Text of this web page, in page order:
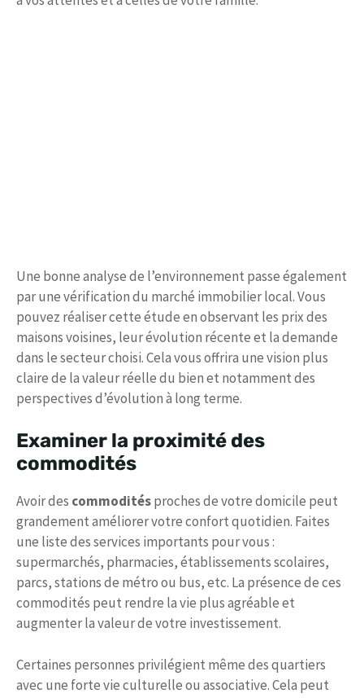
Une bonne analyse de l’environnement passe également
par une vérification du marché immobilier local. Vous
pouvez réaliser cette étude en observant les prix des
maisons voisines, leur évolution récente et la demande
dans le secteur choisi. Cela vous offrira une vision plus
claire de la valeur réelle du bien et notamment des
perspectives d’évolution à long terme.
Examiner la proximité des
commodités
Avoir des commoditésproches de votre domicile peut
grandement améliorer votre confort quotidien. Faites
une liste des services importants pour vous :
supermarchés, pharmacies, établissements scolaires,
parcs, stations de métro ou bus, etc. La présence de ces
commodités peut rendre la vie plus agréable et
augmenter la valeur de votre investissement.
Certaines personnes privilégient même des quartiers
avec une forte vie culturelle ou associative. Cela peut